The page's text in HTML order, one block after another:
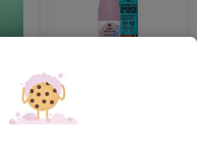
Set Voyage Fraîcheur &
Monoï